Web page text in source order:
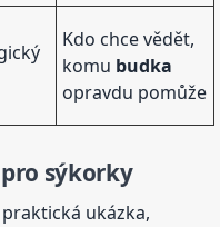
Kdo chce vědět,
komu budka
opravdu pomůže
sýkorky
ukázka,